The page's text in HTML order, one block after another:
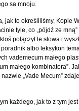
sa mnoju.
jak to określiliśmy, Kopie
tyle, co „pójdź ze
połączył te słowa i
albo leksykon
vademecum małego
małego kombinatora”.
„Vade Mecum”
każdego, jak to z tym